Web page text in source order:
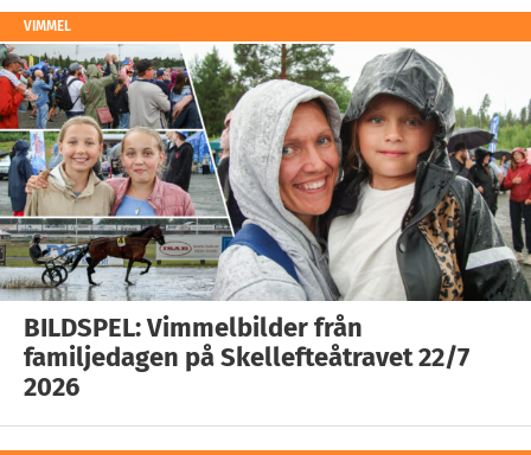
VIMMEL
BILDSPEL: Vimmelbilder från
familjedagen på Skellefteåtravet 22/7
2026